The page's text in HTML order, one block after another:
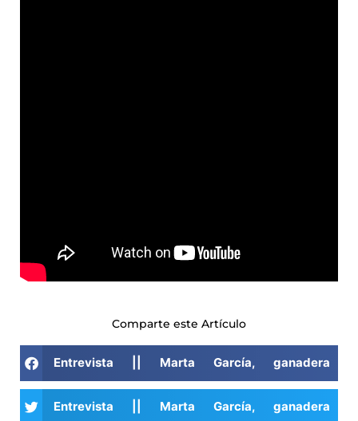
Comparte este Artículo
Entrevista || Marta García, ganadera
Entrevista || Marta García, ganadera